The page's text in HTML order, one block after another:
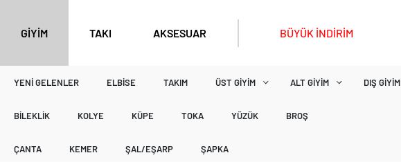
GİYİM TAKI AKSESUAR BÜYÜK İNDİRİM
YENI GELENLER ELBISE TAKIM ÜST GIYIM ALT GIYIM DIŞ GIYIM
BILEKLIK KOLYE KÜPE TOKA YÜZÜK BROŞ
ÇANTA KEMER ŞAL/EŞARP ŞAPKA